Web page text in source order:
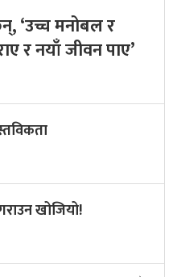
‘उच्च मनोबल र
र नयाँ जीवन पाए’
खोजियो!